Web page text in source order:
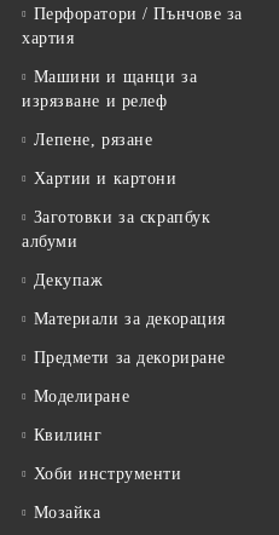
Перфоратори / Пънчове за
хартия
Машини и щанци за
изрязване и релеф
Лепене, рязане
Хартии и картони
Заготовки за скрапбук
албуми
Декупаж
Материали за декорация
Предмети за декориране
Моделиране
Квилинг
Хоби инструменти
Мозайка